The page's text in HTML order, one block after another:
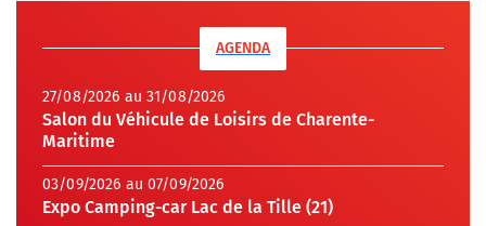
AGENDA
27/08/2026 au 31/08/2026
Salon du Véhicule de Loisirs de Charente-
Maritime
03/09/2026 au 07/09/2026
Expo Camping-car Lac de la Tille (21)